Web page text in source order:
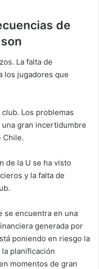
de
La falta de
los jugadores que
Los problemas
gran incertidumbre
Chile.
de la U se ha visto
y la falta de
se encuentra en una
generada por
poniendo en riesgo la
planificación
momentos de gran